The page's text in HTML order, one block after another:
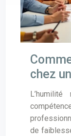
chez
de